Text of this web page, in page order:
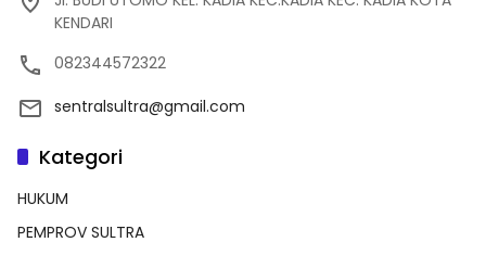
KENDARI
082344572322
sentralsultra@gmail.com
Kategori
HUKUM
PEMPROV SULTRA